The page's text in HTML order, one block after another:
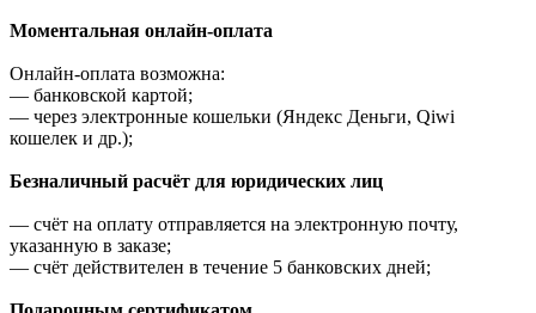
Моментальная онлайн-оплата
Онлайн-оплата возможна:
— банковской картой;
— через электронные кошельки (Яндекс Деньги, Qiwi
кошелек и др.);
Безналичный расчёт для юридических лиц
— счёт на оплату отправляется на электронную почту,
указанную в заказе;
— счёт действителен в течение 5 банковских дней;